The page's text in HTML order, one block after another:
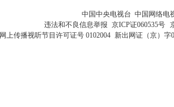
中国中央电视台 中国网络电
违法和不良信息举报 京ICP证060535号
网上传播视听节目许可证号 0102004 新出网证（京）